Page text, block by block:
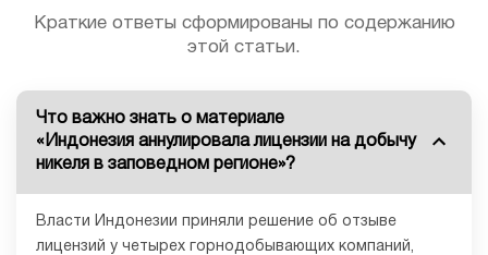
Краткие ответы сформированы по содержанию
этой статьи.
Что важно знать о материале
«Индонезия аннулировала лицензии на добычу
никеля в заповедном регионе»?
Власти Индонезии приняли решение об отзыве
лицензий у четырех горнодобывающих компаний,